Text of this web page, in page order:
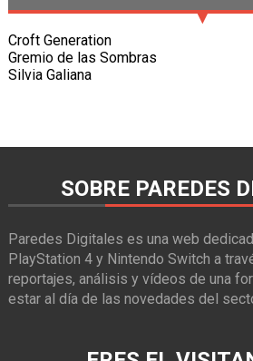
Croft Generation
Gremio de las Sombras
Silvia Galiana
SOBRE PAREDES
Paredes Digitales es una web
PlayStation 4 y Nintendo Switch a
reportajes, análisis y vídeos de una
estar al día de las novedades del